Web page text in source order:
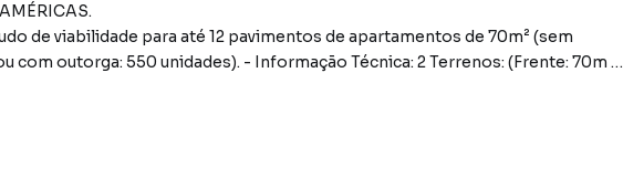
de viabilidade para até 12 pavimentos de apartamentos de 70m² (sem
com outorga: 550 unidades). - Informação Técnica: 2 Terrenos: (Frente: 70m X